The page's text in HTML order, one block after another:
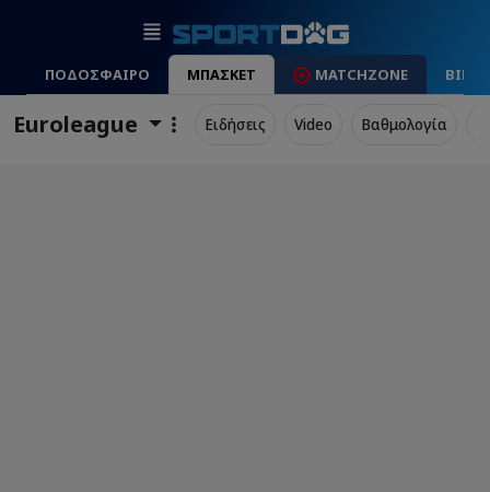
ΠΟΔΟΣΦΑΙΡΟ ΜΠΑΣΚΕΤ MATCHZONE
Euroleague Ειδήσεις Video Βαθμολογία